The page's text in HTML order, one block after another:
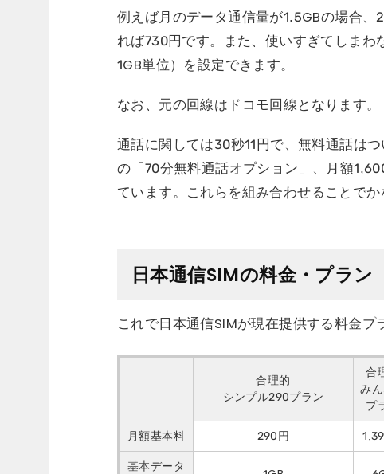
例えば月のデータ通信量が1.5GBの場合
れば730円です。また、使いすぎてしまわ
1GB単位）を設定できます。
なお、元の回線はドコモ回線となります。
通話に関しては30秒11円で、無料通話は
の「70分無料通話オプション」、月額
ています。これらを組み合わせることで
日本通信SIMの料金・プラン
これで日本通信SIMが現在提供する料金プ
合理的
シンプル290プラン
合
み
プ
月額基本料 290円
基本データ